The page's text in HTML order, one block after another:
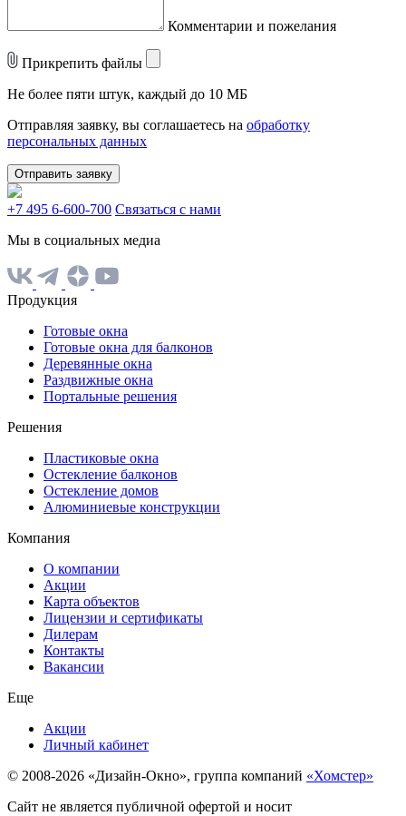
Комментарии и пожелания
Прикрепить файлы
Не более пяти штук, каждый до 10 МБ
Отправляя заявку, вы соглашаетесь на обработку
персональных данных
Отправить заявку
+7 495 6-600-700 Связаться с нами
Мы в социальных медиа
Продукция
Готовые окна
Готовые окна для балконов
Деревянные окна
Раздвижные окна
Портальные решения
Решения
Пластиковые окна
Остекление балконов
Остекление домов
Алюминиевые конструкции
Компания
О компании
Акции
Карта объектов
Лицензии и сертификаты
Дилерам
Контакты
Вакансии
Еще
Акции
Личный кабинет
© 2008-2026 «Дизайн-Окно», группа компаний «Хомстер»
Сайт не является публичной офертой и носит